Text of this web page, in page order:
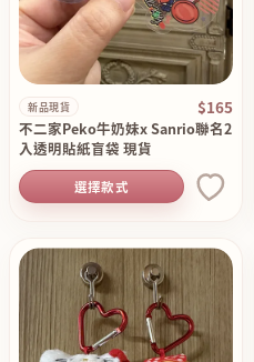
新品現貨 $165
不二家Peko牛奶妹x Sanrio聯名2
入透明貼紙盲袋 現貨
選擇款式